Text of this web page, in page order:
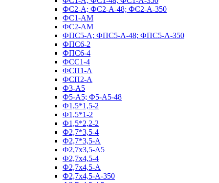
ФС2-А; ФС2-А-48; ФС2-А-350
ФС1-АМ
ФС2-АМ
ФПС5-А; ФПС5-А-48; ФПС5-А-350
ФПС6-2
ФПС6-4
ФСС1-4
ФСП1-А
ФСП2-А
Ф3-А5
Ф5-А5; Ф5-А5-48
Ф1,5*1,5-2
Ф1,5*1-2
Ф1,5*2,2-2
Ф2,7*3,5-4
Ф2,7*3,5-А
Ф2,7х3,5-А5
Ф2,7х4,5-4
Ф2,7х4,5-А
Ф2,7х4,5-А-350